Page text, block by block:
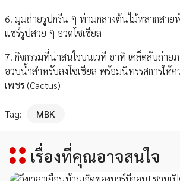
6. มุมถ่ายรูปกรีน ๆ ท่ามกลางต้นไม้หลากสาย
แชร์รูปสวย ๆ อวดโซเชียล
7. กิจกรรมที่น่าสนใจบนเวที อาทิ เคล็ดลับถ่าย
อวบน้ำสำหรับลงโซเชียล พร้อมนิทรรศการให้ค
เพชร (Cactus)
Tag: MBK
เรื่องที่คุณอาจสนใจ